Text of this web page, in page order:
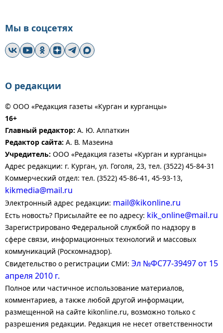
Мы в соцсетях
О редакции
© ООО «Редакция газеты «Курган и курганцы»
16+
Главный редактор: А. Ю. Алпаткин
Редактор сайта: А. В. Мазеина
Учредитель: ООО «Редакция газеты «Курган и курганцы»
Адрес редакции: г. Курган, ул. Гоголя, 23, тел. (3522) 45-84-31
Коммерческий отдел: тел. (3522) 45-86-41, 45-93-13,
kikmedia@mail.ru
Электронный адрес редакции: mail@kikonline.ru
Есть новость? Присылайте ее по адресу: kik_online@mail.ru
Зарегистрировано Федеральной службой по надзору в
сфере связи, информационных технологий и массовых
коммуникаций (Роскомнадзор).
Свидетельство о регистрации СМИ: Эл №ФС77-39497 от 15
апреля 2010 г.
Полное или частичное использование материалов,
комментариев, а также любой другой информации,
размещенной на сайте kikonline.ru, возможно только с
разрешения редакции. Редакция не несет ответственности